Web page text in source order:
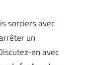
sorciers avec
un
en avec